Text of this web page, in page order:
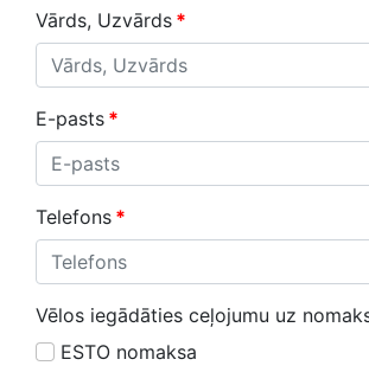
Vārds, Uzvārds *
E-pasts *
Telefons *
Vēlos iegādāties ceļojumu uz
ESTO nomaksa